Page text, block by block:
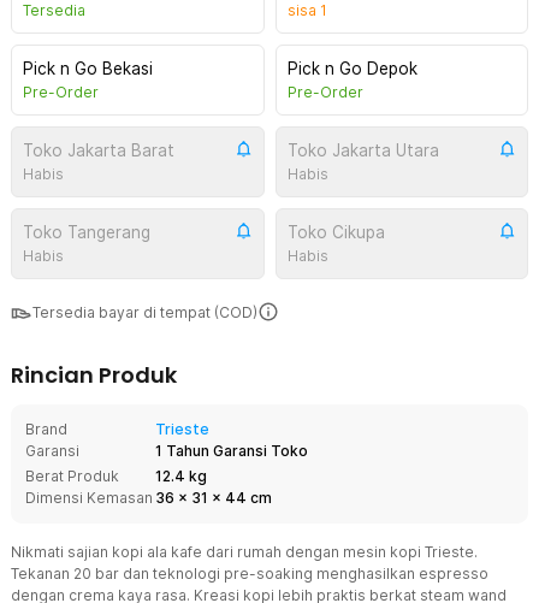
Tersedia sisa 1
Pick n Go Bekasi
Pre-Order
Pick n Go Depok
Pre-Order
Toko Jakarta Barat
Habis
Toko Jakarta Utara
Habis
Toko Tangerang
Habis
Toko Cikupa
Habis
Tersedia bayar di tempat (COD)
Rincian Produk
Brand
Trieste
Garansi
1 Tahun Garansi Toko
Berat Produk
12.4 kg
Dimensi Kemasan 36 x 31 x 44 cm
Nikmati sajian kopi ala kafe dari rumah dengan mesin kopi Trieste.
Tekanan 20 bar dan teknologi pre-soaking menghasilkan espresso
dengan crema kaya rasa. Kreasi kopi lebih praktis berkat steam wand